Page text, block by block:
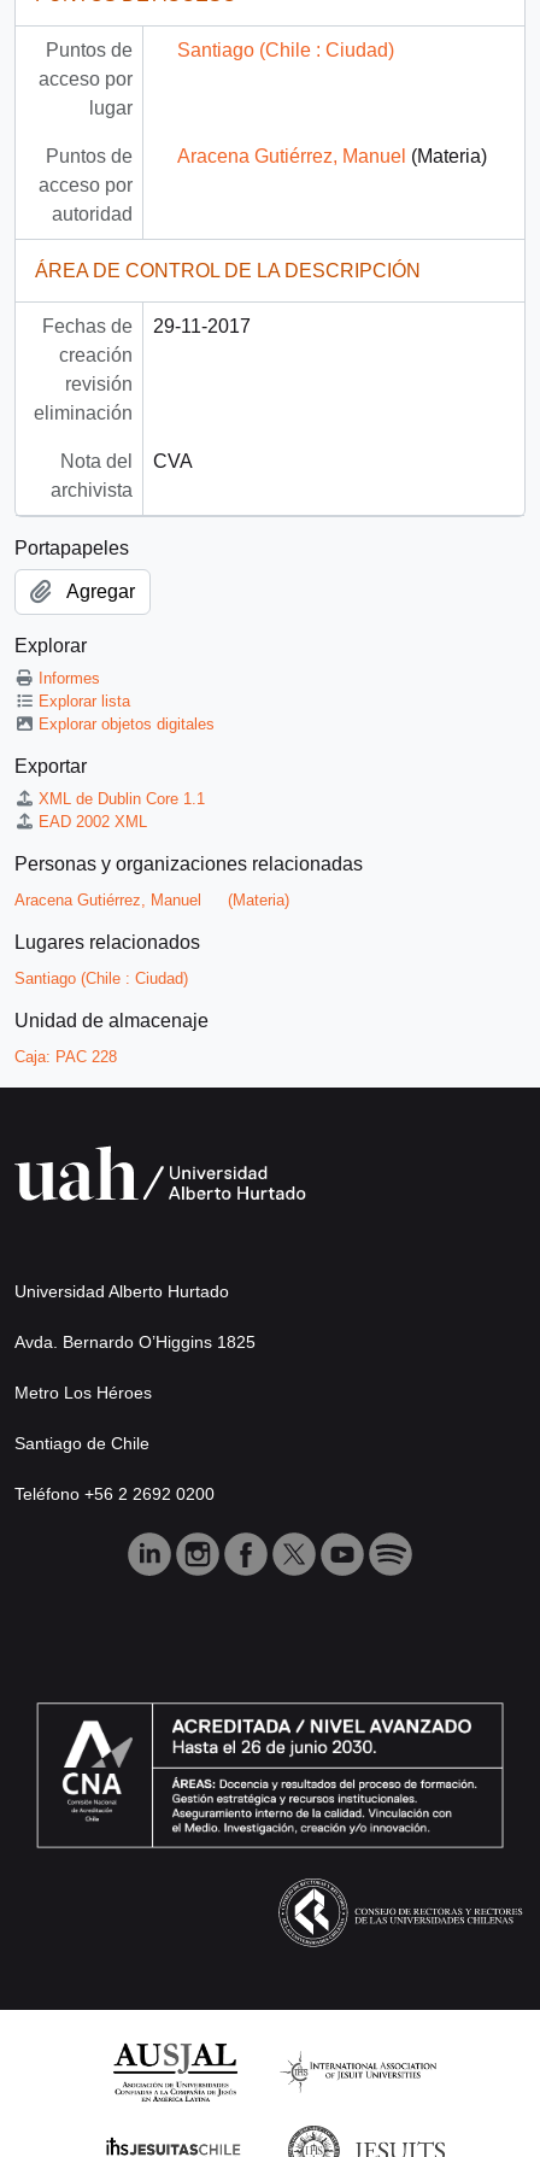
Puntos de
acceso por
lugar
Santiago (Chile : Ciudad)
Puntos de
acceso por
autoridad
Aracena Gutiérrez, Manuel (Materia)
ÁREA DE CONTROL DE LA DESCRIPCIÓN
Fechas de
creación
revisión
eliminación
29-11-2017
Nota del
archivista
CVA
Portapapeles
Agregar
Explorar
Informes
Explorar lista
Explorar objetos digitales
Exportar
XML de Dublin Core 1.1
EAD 2002 XML
Personas y organizaciones relacionadas
Aracena Gutiérrez, Manuel (Materia)
Lugares relacionados
Santiago (Chile : Ciudad)
Unidad de almacenaje
Caja: PAC 228
Universidad Alberto Hurtado
Avda. Bernardo O’Higgins 1825
Metro Los Héroes
Santiago de Chile
Teléfono +56 2 2692 0200